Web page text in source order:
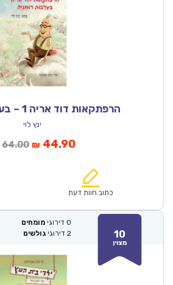
הרפתקאות דוד אריה 1 – בערבות רומניה
ינץ לוי
64.00המחיר
₪64.00.
₪ 44.90המחיר
הוא:
כתוב חוות דעת
10
מצוין
0 דירוגי מומחים
2 דירוגי גולשים